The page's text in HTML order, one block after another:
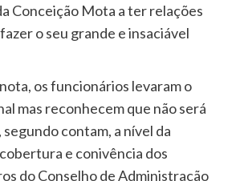
Conceição Mota a ter relações
o seu grande e insaciável
os funcionários levaram o
mas reconhecem que não será
contam, a nível da
e conivência dos
do Conselho de Administração